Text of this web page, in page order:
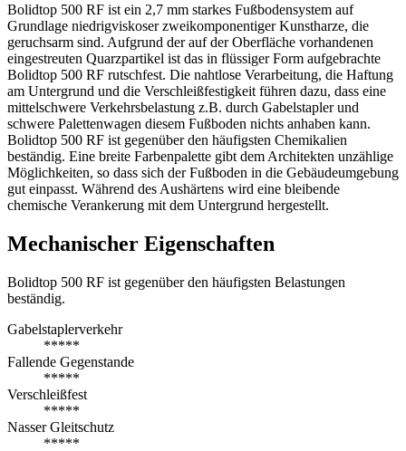
Bolidtop 500 RF ist ein 2,7 mm starkes Fußbodensystem auf
Grundlage niedrigviskoser zweikomponentiger Kunstharze, die
geruchsarm sind. Aufgrund der auf der Oberfläche vorhandenen
eingestreuten Quarzpartikel ist das in flüssiger Form aufgebrachte
Bolidtop 500 RF rutschfest. Die nahtlose Verarbeitung, die Haftung
am Untergrund und die Verschleißfestigkeit führen dazu, dass eine
mittelschwere Verkehrsbelastung z.B. durch Gabelstapler und
schwere Palettenwagen diesem Fußboden nichts anhaben kann.
Bolidtop 500 RF ist gegenüber den häufigsten Chemikalien
beständig. Eine breite Farbenpalette gibt dem Architekten unzählige
Möglichkeiten, so dass sich der Fußboden in die Gebäudeumgebung
gut einpasst. Während des Aushärtens wird eine bleibende
chemische Verankerung mit dem Untergrund hergestellt.
Mechanischer Eigenschaften
Bolidtop 500 RF ist gegenüber den häufigsten Belastungen
beständig.
Gabelstaplerverkehr
*****
Fallende Gegenstande
*****
Verschleißfest
*****
Nasser Gleitschutz
*****